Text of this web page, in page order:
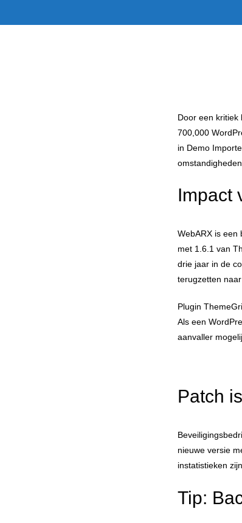
Door een kritiek
700,000
in Demo
Impact
WebARX is een
met 1.6.1 van
drie jaar in de
terugzetten
Plugin
Als een
aanvaller
Patch
nieuwe versie
instatistieken
Tip: